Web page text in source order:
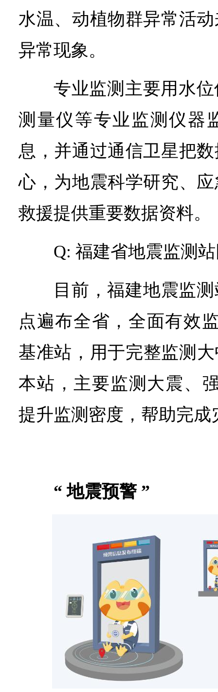
水温、动植物群异常活
异常现象。
专业监测主要用水
测量仪等专业监测仪器
息，并通过通信卫星把
心，为地震科学研究、
救援提供重要数据资料。
Q: 福建省地震监测
目前，福建地震监
点遍布全省，全面有效
基准站，用于完整监测
本站，主要监测大震、
提升监测密度，帮助完成
“ 地震预警 ”